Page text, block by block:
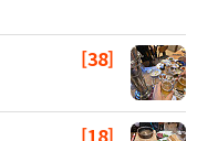
[38]
[18]